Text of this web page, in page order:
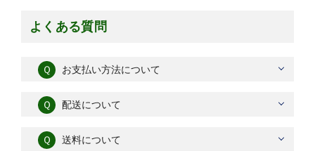
よくある質問
Ｑ お支払い方法について
Ｑ 配送について
Ｑ 送料について